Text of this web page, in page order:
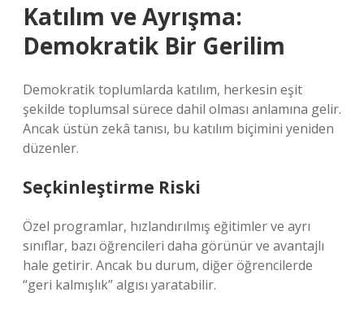
Katılım ve Ayrışma:
Demokratik Bir Gerilim
Demokratik toplumlarda katılım, herkesin eşit
şekilde toplumsal sürece dahil olması anlamına gelir.
Ancak üstün zekâ tanısı, bu katılım biçimini yeniden
düzenler.
Seçkinleştirme Riski
Özel programlar, hızlandırılmış eğitimler ve ayrı
sınıflar, bazı öğrencileri daha görünür ve avantajlı
hale getirir. Ancak bu durum, diğer öğrencilerde
“geri kalmışlık” algısı yaratabilir.